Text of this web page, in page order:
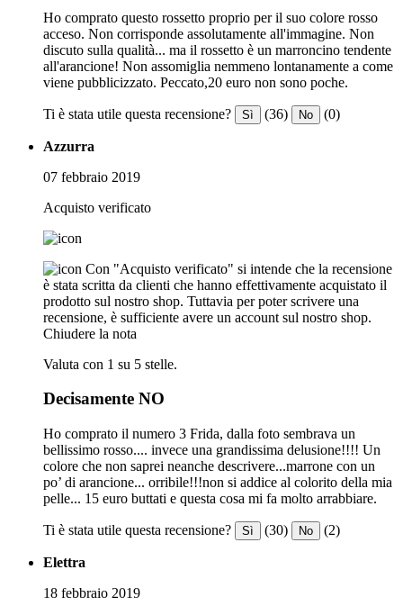
Ho comprato questo rossetto proprio per il suo colore rosso
acceso. Non corrisponde assolutamente all'immagine. Non
discuto sulla qualità... ma il rossetto è un marroncino tendente
all'arancione! Non assomiglia nemmeno lontanamente a come
viene pubblicizzato. Peccato,20 euro non sono poche.
Ti è stata utile questa recensione? Sì (36) No (0)
Azzurra
07 febbraio 2019
Acquisto verificato
Con "Acquisto verificato" si intende che la recensione
è stata scritta da clienti che hanno effettivamente acquistato il
prodotto sul nostro shop. Tuttavia per poter scrivere una
recensione, è sufficiente avere un account sul nostro shop.
Chiudere la nota
Valuta con 1 su 5 stelle.
Decisamente NO
Ho comprato il numero 3 Frida, dalla foto sembrava un
bellissimo rosso.... invece una grandissima delusione!!!! Un
colore che non saprei neanche descrivere...marrone con un
po’ di arancione... orribile!!!non si addice al colorito della mia
pelle... 15 euro buttati e questa cosa mi fa molto arrabbiare.
Ti è stata utile questa recensione? Sì (30) No (2)
Elettra
18 febbraio 2019